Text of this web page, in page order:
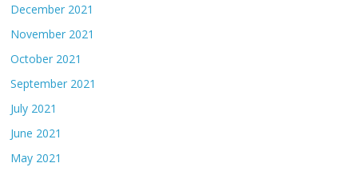
December 2021
November 2021
October 2021
September 2021
July 2021
June 2021
May 2021